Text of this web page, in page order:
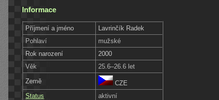
Informace
Příjmení a jméno
Lavrinčík Radek
Pohlaví
mužské
Rok narození
2000
Věk
25.6–26.6 let
Země
CZE
Status
aktivní